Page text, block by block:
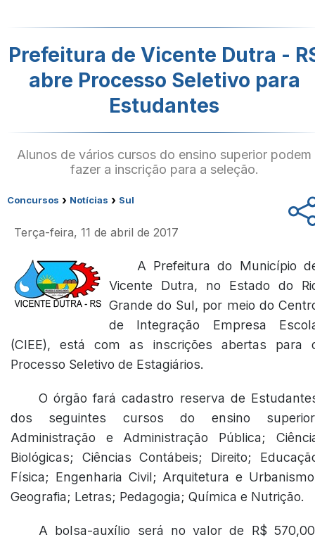
Prefeitura de Vicente Dutra -
abre Processo Seletivo para
Estudantes
Alunos de vários cursos do ensino superior podem
fazer a inscrição para a seleção.
Concursos › Notícias › Sul
Terça-feira, 11 de abril de 2017
A Prefeitura do Município
Vicente Dutra, no Estado do
Grande do Sul, por meio do
de Integração Empresa
(CIEE), está com as inscrições abertas para
Processo Seletivo de Estagiários.
O órgão fará cadastro reserva de
dos seguintes cursos do ensino
Administração e Administração Pública;
Biológicas; Ciências Contábeis; Direito;
Física; Engenharia Civil; Arquitetura e
Geografia; Letras; Pedagogia; Química e Nutrição.
A bolsa-auxílio será no valor de R$